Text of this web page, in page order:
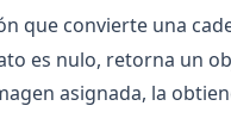
que convierte una
es nulo, retorna un
asignada, la